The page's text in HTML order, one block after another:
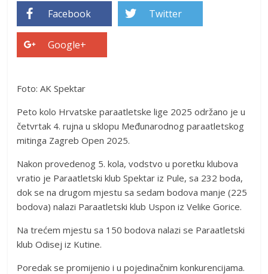
Facebook Twitter
Google+
Foto: AK Spektar
Peto kolo Hrvatske paraatletske lige 2025 održano je u
četvrtak 4. rujna u sklopu Međunarodnog paraatletskog
mitinga Zagreb Open 2025.
Nakon provedenog 5. kola, vodstvo u poretku klubova
vratio je Paraatletski klub Spektar iz Pule, sa 232 boda,
dok se na drugom mjestu sa sedam bodova manje (225
bodova) nalazi Paraatletski klub Uspon iz Velike Gorice.
Na trećem mjestu sa 150 bodova nalazi se Paraatletski
klub Odisej iz Kutine.
Poredak se promijenio i u pojedinačnim konkurencijama.